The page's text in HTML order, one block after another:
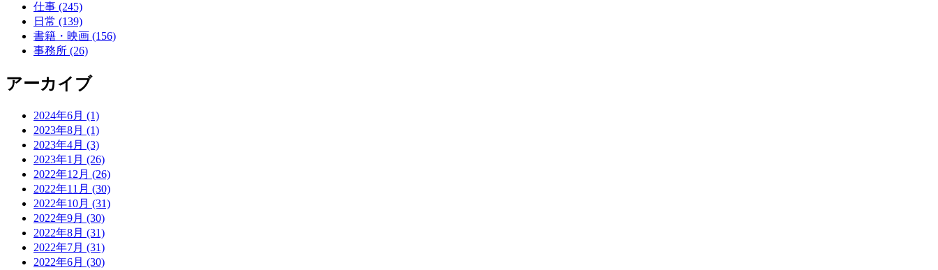
仕事 (245)
日常 (139)
書籍・映画 (156)
事務所 (26)
アーカイブ
2024年6月 (1)
2023年8月 (1)
2023年4月 (3)
2023年1月 (26)
2022年12月 (26)
2022年11月 (30)
2022年10月 (31)
2022年9月 (30)
2022年8月 (31)
2022年7月 (31)
2022年6月 (30)